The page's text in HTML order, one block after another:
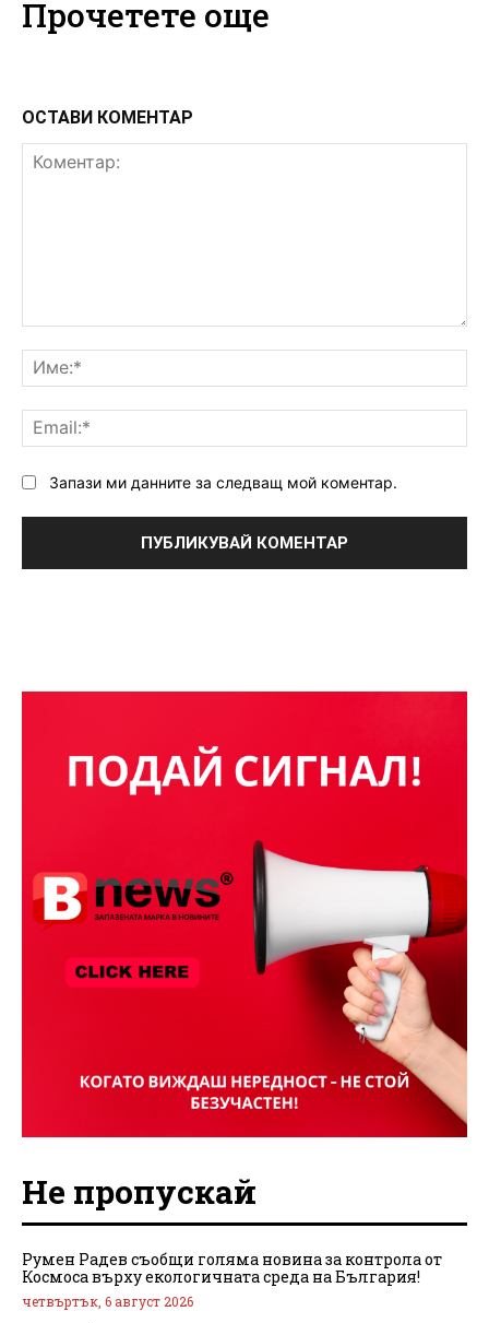
Прочетете още
ОСТАВИ КОМЕНТАР
Запази ми данните за следващ мой коментар.
Не пропускай
Румен Радев съобщи голяма новина за контрола от
Космоса върху екологичната среда на България!
четвъртък, 6 август 2026